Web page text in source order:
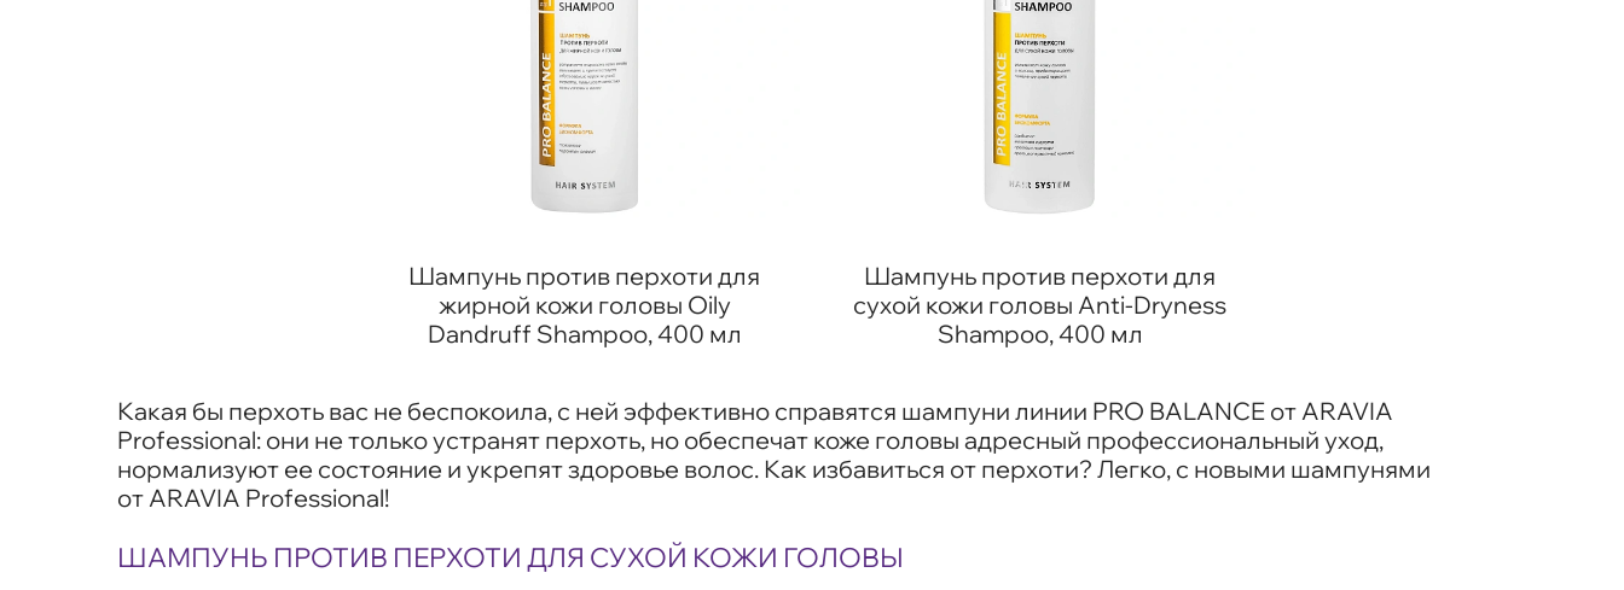
Шампунь против перхоти для
жирной кожи головы Oily
Dandruff Shampoo, 400 мл
Шампунь против перхоти для
сухой кожи головы Anti-Dryness
Shampoo, 400 мл
Какая бы перхоть вас не беспокоила, с ней эффективно справятся шампуни линии PRO BALANCE от ARAVIA
Professional: они не только устранят перхоть, но обеспечат коже головы адресный профессиональный уход,
нормализуют ее состояние и укрепят здоровье волос. Как избавиться от перхоти? Легко, с новыми шампунями
от ARAVIA Professional!
ШАМПУНЬ ПРОТИВ ПЕРХОТИ ДЛЯ СУХОЙ КОЖИ ГОЛОВЫ